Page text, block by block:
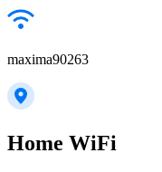
maxima90263
Home WiFi